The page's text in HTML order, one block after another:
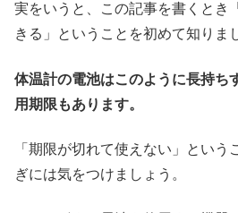
実をいうと、この記事を書くとき
きる」ということを初めて知りま
体温計の電池はこのように長持ち
用期限もあります。
「期限が切れて使えない」という
ぎには気をつけましょう。